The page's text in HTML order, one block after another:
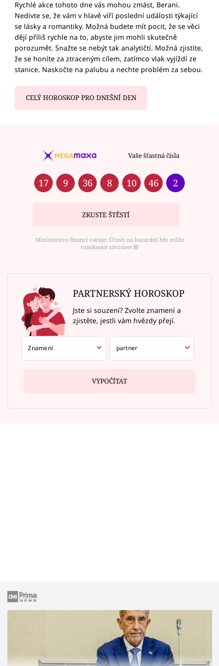
Rychlé akce tohoto dne vás mohou zmást, Berani.
Nedivte se, že vám v hlavě víří poslední události týkající
se lásky a romantiky. Možná budete mít pocit, že se věci
dějí příliš rychle na to, abyste jim mohli skutečně
porozumět. Snažte se nebýt tak analytičtí. Možná zjistíte,
že se honíte za ztraceným cílem, zatímco vlak vyjíždí ze
stanice. Naskočte na palubu a nechte problém za sebou.
CELÝ HOROSKOP PRO DNEŠNÍ DEN
Vaše šťastná čísla
17 9 36 8 10 46 2
ZKUSTE ŠTĚSTÍ
Ministerstvo financí varuje: Účastí na hazardní hře může
vzniknout závislost ⑱
PARTNERSKÝ HOROSKOP
Jste si souzení? Zvolte znamení a
zjistěte, jestli vám hvězdy přejí.
VYPOČÍTAT